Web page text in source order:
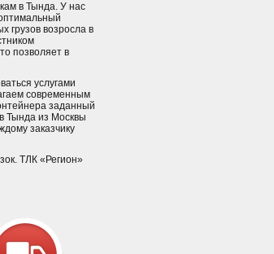
в Тында. У нас
грузов возросла в
позволяет в
услугами
современным
заданный
Тында из Москвы
заказчику
ТЛК «Регион»